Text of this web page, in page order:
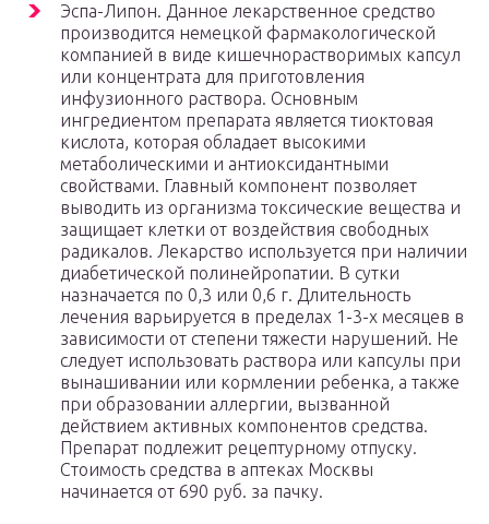
Эспа-Липон. Данное лекарственное средство
производится немецкой фармакологической
компанией в виде кишечнорастворимых капсул
или концентрата для приготовления
инфузионного раствора. Основным
ингредиентом препарата является тиоктовая
кислота, которая обладает высокими
метаболическими и антиоксидантными
свойствами. Главный компонент позволяет
выводить из организма токсические вещества и
защищает клетки от воздействия свободных
радикалов. Лекарство используется при наличии
диабетической полинейропатии. В сутки
назначается по 0,3 или 0,6 г. Длительность
лечения варьируется в пределах 1-3-х месяцев в
зависимости от степени тяжести нарушений. Не
следует использовать раствора или капсулы при
вынашивании или кормлении ребенка, а также
при образовании аллергии, вызванной
действием активных компонентов средства.
Препарат подлежит рецептурному отпуску.
Стоимость средства в аптеках Москвы
начинается от 690 руб. за пачку.